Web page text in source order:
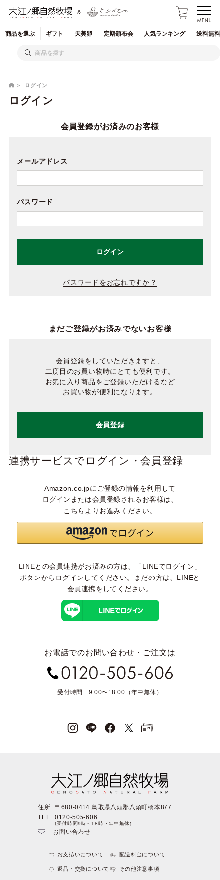
&
商品を選ぶ ギフト 天美卵 定期頒布会 人気ランキング 送料無
ログイン
ログイン
会員登録がお済みのお客様
メールアドレス
パスワード
ログイン
パスワードをお忘れですか？
まだご登録がお済みでないお客様
会員登録をしていただきますと、
二度目のお買い物時にとても便利です。
お気に入り商品をご登録いただけるなど
お買い物が便利になります。
会員登録
連携サービスでログイン・会員登録
Amazon.co.jpにご登録の情報を利用して
ログインまたは会員登録されるお客様は、
こちらよりお進みください。
LINEとの会員連携がお済みの方は、「LINEでログイン」
ボタンからログインしてください。まだの方は、 LINEと
会員連携をしてください。
お電話でのお問い合わせ・ご注文は
受付時間 9:00〜18:00（年中無休）
住所
〒680-0414 鳥取県八頭郡八頭町橋本877
TEL
0120-505-606
(受付時間9時～18時・年中無休)
お問い合わせ
お支払いについて 配送料金について
返品・交換について その他注意事項